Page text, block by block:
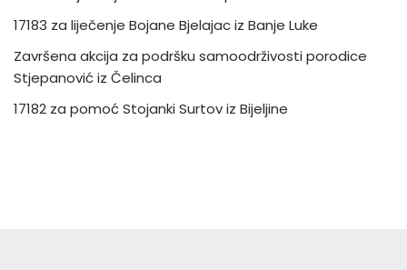
17183 za liječenje Bojane Bjelajac iz Banje Luke
Završena akcija za podršku samoodrživosti porodice
Stjepanović iz Čelinca
17182 za pomoć Stojanki Surtov iz Bijeljine